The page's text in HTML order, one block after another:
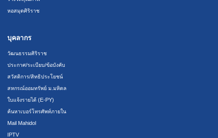
หอสมุดศิริราช
บุคลากร
วัฒนธรรมศิริราช
ประกาศ/ระเบียบ/ข้อบังคับ
สวัสดิการ/สิทธิประโยชน์
สหกรณ์ออมทรัพย์ ม.มหิดล
ใบแจ้งรายได้ (E-PY)
ค้นหาเบอร์โทรศัพท์ภายใน
Mail Mahidol
IPTV